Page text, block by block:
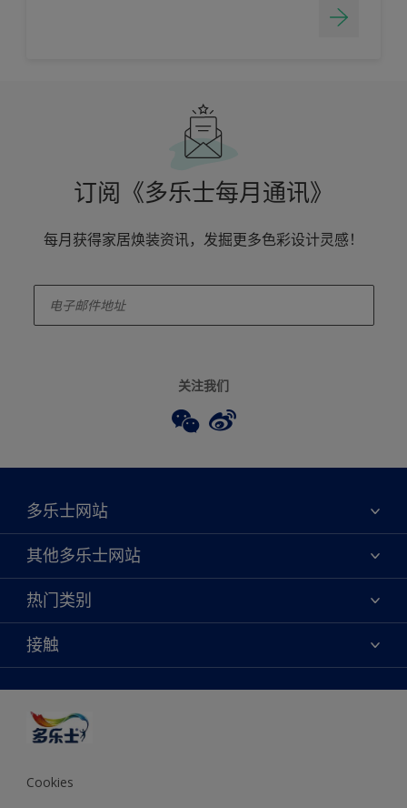
订阅《多乐士每月通讯》
每月获得家居焕装资讯，发掘更多色彩设计灵感！
关注我们
多乐士网站
关于我们
联系我们
查找店铺
绿色工厂
其他多乐士网站
焕新服务
多乐士专业
天猫官方旗舰店
抖音官方旗舰店
热门类别
颜色
产品
创意灵感
装修建议
可持续发展
多乐士2025年度色彩 - 金盏黄
接触
颜色准确性
Cookies